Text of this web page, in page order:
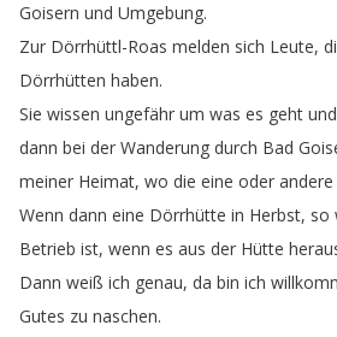
Goisern und Umgebung.
Zur Dörrhüttl-Roas melden sich Leute,
Dörrhütten haben.
Sie wissen ungefähr um was es geht und
dann bei der Wanderung durch Bad
meiner Heimat, wo die eine oder andere
Wenn dann eine Dörrhütte in Herbst, so
Betrieb ist, wenn es aus der Hütte
Dann weiß ich genau, da bin ich
Gutes zu naschen.